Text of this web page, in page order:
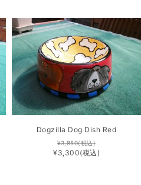
Dogzilla Dog Dish Red
¥3,850(税込)
¥3,300(税込)